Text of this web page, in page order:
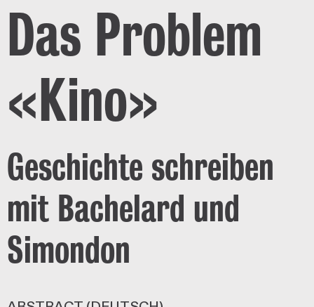
Das Problem
«Kino»
Geschichte schreiben
mit Bachelard und
Simondon